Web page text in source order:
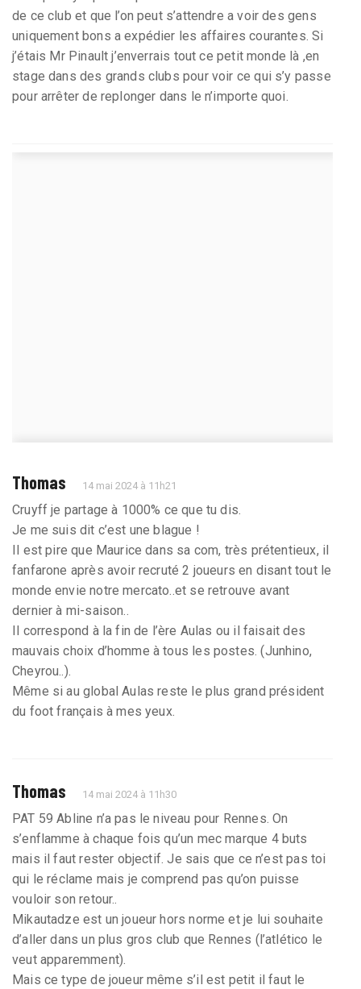
de ce club et que l’on peut s’attendre a voir des gens
uniquement bons a expédier les affaires courantes. Si
j’étais Mr Pinault j’enverrais tout ce petit monde là ,en
stage dans des grands clubs pour voir ce qui s’y passe
pour arrêter de replonger dans le n’importe quoi.
Thomas 14 mai 2024 à 11h21
Cruyff je partage à 1000% ce que tu dis.
Je me suis dit c’est une blague !
Il est pire que Maurice dans sa com, très prétentieux, il
fanfarone après avoir recruté 2 joueurs en disant tout le
monde envie notre mercato..et se retrouve avant
dernier à mi-saison..
Il correspond à la fin de l’ère Aulas ou il faisait des
mauvais choix d’homme à tous les postes. (Junhino,
Cheyrou..).
Même si au global Aulas reste le plus grand président
du foot français à mes yeux.
Thomas 14 mai 2024 à 11h30
PAT 59 Abline n’a pas le niveau pour Rennes. On
s’enflamme à chaque fois qu’un mec marque 4 buts
mais il faut rester objectif. Je sais que ce n’est pas toi
qui le réclame mais je comprend pas qu’on puisse
vouloir son retour..
Mikautadze est un joueur hors norme et je lui souhaite
d’aller dans un plus gros club que Rennes (l’atlético le
veut apparemment).
Mais ce type de joueur même s’il est petit il faut le